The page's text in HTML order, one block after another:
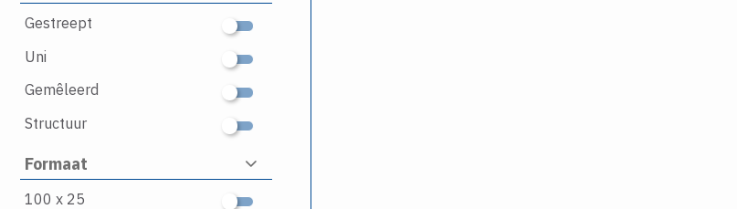
Gestreept
Uni
Gemêleerd
Structuur
Formaat
100 x 25